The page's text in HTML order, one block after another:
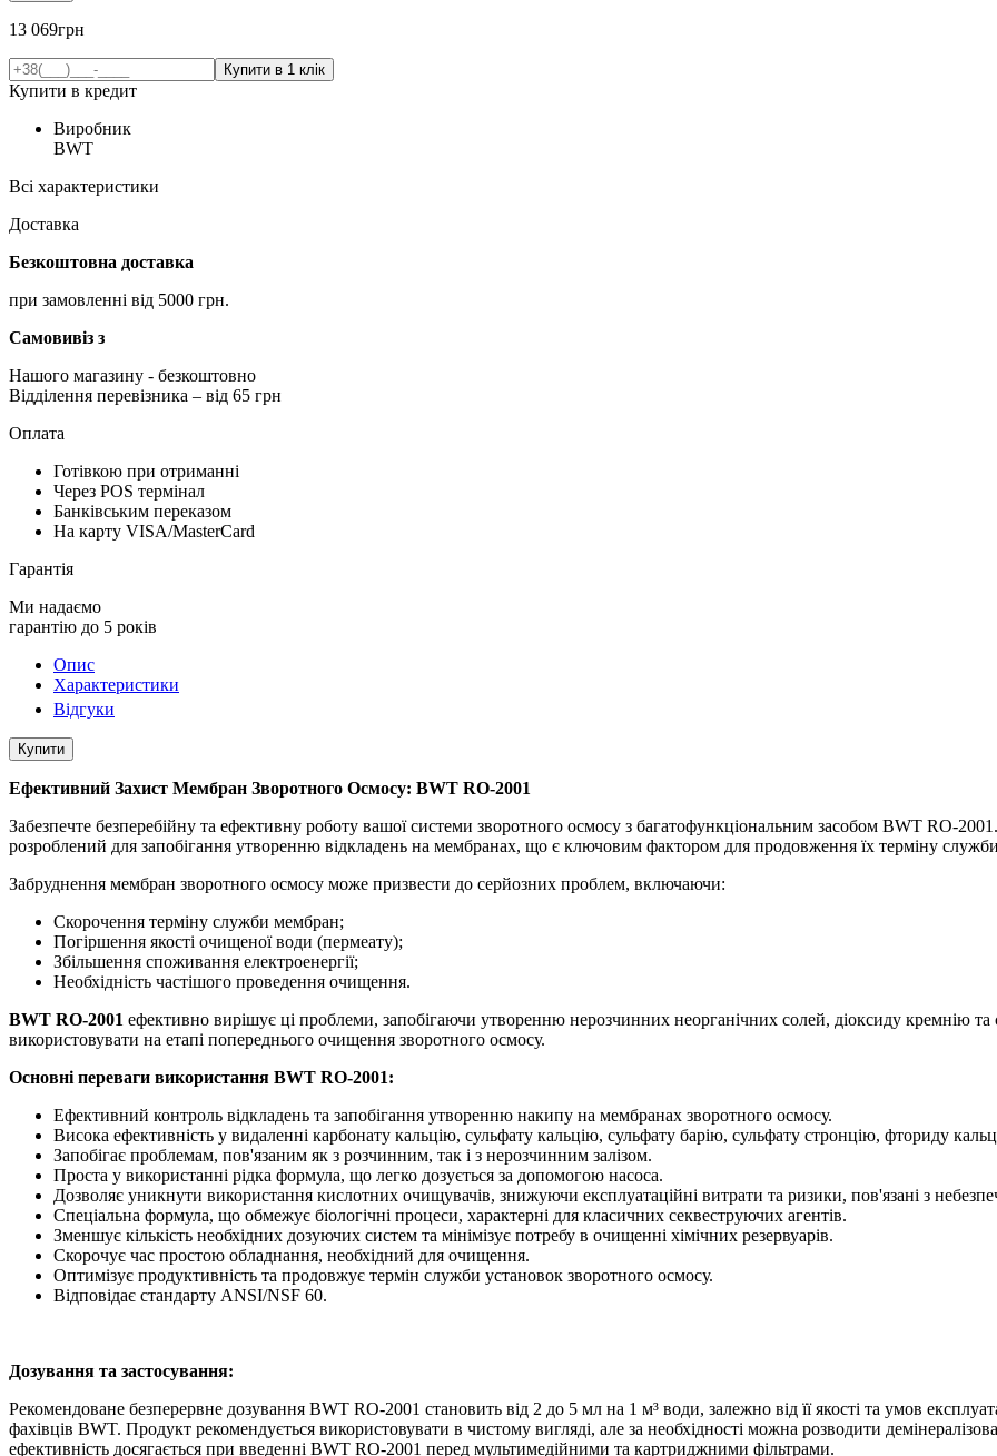
13 069грн
Купити в кредит
Виробник
BWT
Всі характеристики
Доставка
Безкоштовна доставка
при замовленні від 5000 грн.
Самовивіз з
Нашого магазину - безкоштовно
Відділення перевізника – від 65 грн
Оплата
Готівкою при отриманні
Через POS термінал
Банківським переказом
На карту VISA/MasterCard
Гарантія
Ми надаємо
гарантію до 5 років
Опис
Характеристики
Відгуки
Купити
Ефективний Захист Мембран Зворотного Осмосу: BWT RO-2001
Забезпечте безперебійну та ефективну роботу вашої системи зворотного осмосу з багатофункціональним засобом BWT RO-
розроблений для запобігання утворенню відкладень на мембранах, що є ключовим фактором для продовження їх терміну служби
Забруднення мембран зворотного осмосу може призвести до серйозних проблем, включаючи:
Скорочення терміну служби мембран;
Погіршення якості очищеної води (пермеату);
Збільшення споживання електроенергії;
Необхідність частішого проведення очищення.
BWT RO-2001 ефективно вирішує ці проблеми, запобігаючи утворенню нерозчинних неорганічних солей, діоксиду кремнію та
використовувати на етапі попереднього очищення зворотного осмосу.
Основні переваги використання BWT RO-2001:
Ефективний контроль відкладень та запобігання утворенню накипу на мембранах зворотного осмосу.
Висока ефективність у видаленні карбонату кальцію, сульфату кальцію, сульфату барію, сульфату стронцію, фториду
Запобігає проблемам, пов'язаним як з розчинним, так і з нерозчинним залізом.
Проста у використанні рідка формула, що легко дозується за допомогою насоса.
Дозволяє уникнути використання кислотних очищувачів, знижуючи експлуатаційні витрати та ризики, пов'язані з
Спеціальна формула, що обмежує біологічні процеси, характерні для класичних секвеструючих агентів.
Зменшує кількість необхідних дозуючих систем та мінімізує потребу в очищенні хімічних резервуарів.
Скорочує час простою обладнання, необхідний для очищення.
Оптимізує продуктивність та продовжує термін служби установок зворотного осмосу.
Відповідає стандарту ANSI/NSF 60.
Дозування та застосування:
Рекомендоване безперервне дозування BWT RO-2001 становить від 2 до 5 мл на 1 м³ води, залежно від її якості та умов
фахівців BWT. Продукт рекомендується використовувати в чистому вигляді, але за необхідності можна розводити
ефективність досягається при введенні BWT RO-2001 перед мультимедійними та картриджними фільтрами.